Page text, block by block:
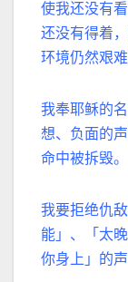
使我还没有
还没有得着
环境仍然艰
我奉耶稣的
想、负面的
命中被拆毁。
我要拒绝仇
能」、「太
你身上」的声